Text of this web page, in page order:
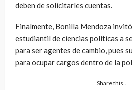
deben de solicitarles cuentas.
Finalmente, Bonilla Mendoza
estudiantil de ciencias políticas a
para ser agentes de cambio, pues
para ocupar cargos dentro de la
Share this…